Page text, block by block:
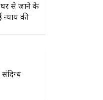
घर से जाने के
की